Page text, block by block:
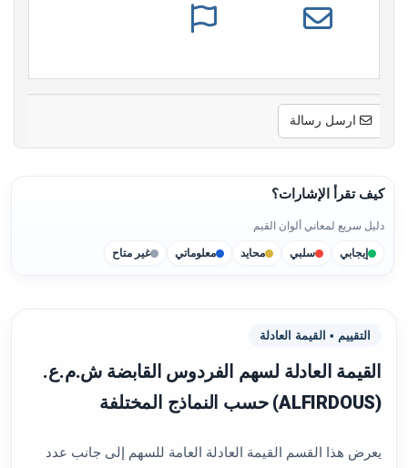
ارسل رسالة
كيف تقرأ الإشارات؟
دليل سريع لمعاني ألوان القيم
إيجابي سلبي محايد معلوماتي غير متاح
التقييم • القيمة العادلة
القيمة العادلة لسهم الفردوس القابضة ش.م.ع.
(ALFIRDOUS) حسب النماذج المختلفة
يعرض هذا القسم القيمة العادلة العامة للسهم إلى جانب عدد